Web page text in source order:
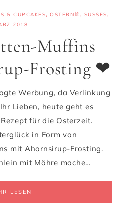
& CUPCAKES, OSTERN🐰 , SÜSSES
,
2018
Muffins
Frosting ❤
Werbung, da Verlinkung
Lieben, heute geht es
für die Osterzeit.
in Form von
mit Ahornsirup-Frosting.
mit Möhre mache…
LESEN